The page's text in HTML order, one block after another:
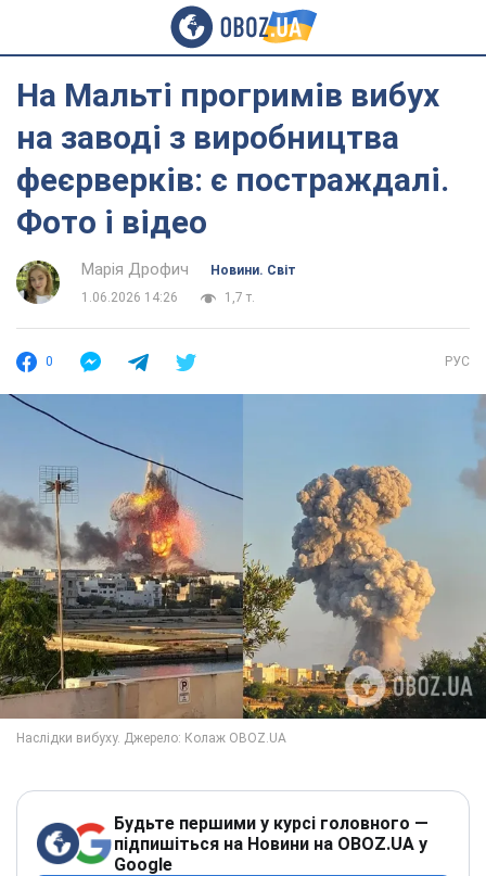
На Мальті прогримів вибух
на заводі з виробництва
феєрверків: є постраждалі.
Фото і відео
Марія Дрофич
Новини. Світ
1.06.2026 14:26
1,7 т.
0 РУС
Будьте першими у курсі головного —
підпишіться на Новини на OBOZ.UA у
Google